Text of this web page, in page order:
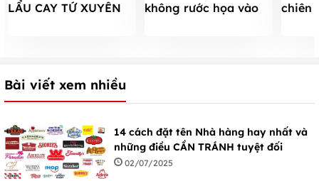
LẨU CAY TỨ XUYÊN
không rước họa vào
chiên
Bài viết xem nhiều
14 cách đặt tên Nhà hàng hay nhất và
những điều CẦN TRÁNH tuyệt đối
02/07/2025